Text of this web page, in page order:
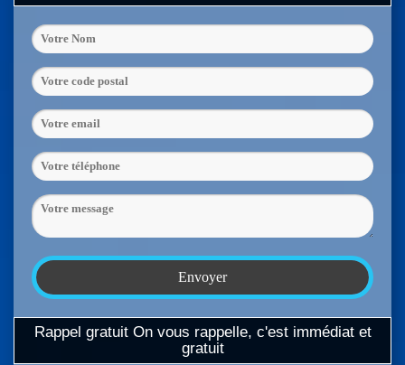
Rappel gratuit On vous rappelle, c'est immédiat et
gratuit